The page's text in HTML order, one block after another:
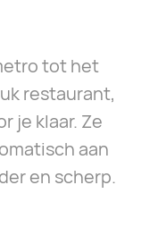
tot het
restaurant,
je klaar. Ze
aan
en scherp.